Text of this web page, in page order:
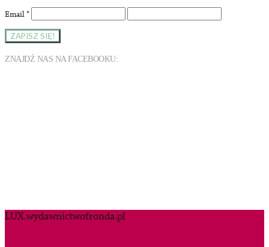
Email*
ZNAJDŹ NAS NA FACEBOOKU:
LUX.wydawnictwofronda.pl